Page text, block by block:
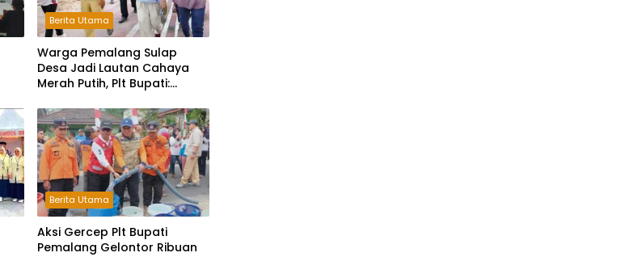
Berita Utama
Warga Pemalang Sulap
Desa Jadi Lautan Cahaya
Merah Putih, Plt Bupati:
Berita Utama
Aksi Gercep Plt Bupati
Pemalang Gelontor Ribuan